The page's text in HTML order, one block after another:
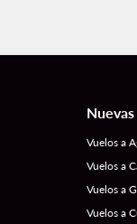
Vuelos a
Vuelos a
Vuelos a
Vuelos a